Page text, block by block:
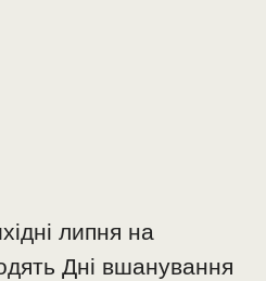
липня на
Дні вшанування